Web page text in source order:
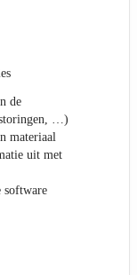
de
…)
materiaal
uit met
software